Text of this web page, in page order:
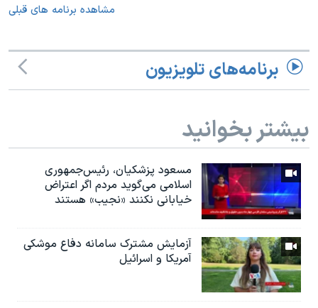
مشاهده برنامه های قبلی
برنامه‌های تلویزیون
بیشتر بخوانید
مسعود پزشکیان، رئيس‌جمهوری
اسلامی می‌گوید مردم اگر اعتراض
خیابانی نکنند «نجیب» هستند
آزمایش مشترک سامانه دفاع موشکی
آمریکا و اسرائیل